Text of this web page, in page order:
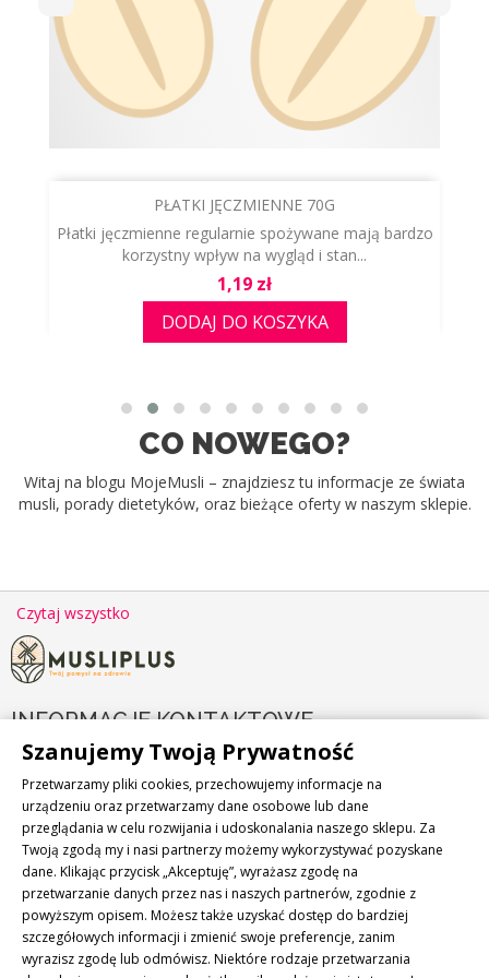
PŁATKI JĘCZMIENNE 70G
Płatki jęczmienne regularnie spożywane mają bardzo
korzystny wpływ na wygląd i stan...
Cena
1,19 zł
DODAJ DO KOSZYKA
CO NOWEGO?
Witaj na blogu MojeMusli – znajdziesz tu informacje ze świata
musli, porady dietetyków, oraz bieżące oferty w naszym sklepie.
Czytaj wszystko
PRODUKTY 
NASZA FIRMA 
INFORMACJE KONTAKTOWE 
NEWSLETTER
Zapisz się do naszego newslettera i bądź zawsze na bieżąco!
Szanujemy Twoją Prywatność
Przetwarzamy pliki cookies, przechowujemy informacje na
urządzeniu oraz przetwarzamy dane osobowe lub dane
przeglądania w celu rozwijania i udoskonalania naszego sklepu. Za
Twoją zgodą my i nasi partnerzy możemy wykorzystywać pozyskane
dane. Klikając przycisk „Akceptuję”, wyrażasz zgodę na
przetwarzanie danych przez nas i naszych partnerów, zgodnie z
powyższym opisem. Możesz także uzyskać dostęp do bardziej
szczegółowych informacji i zmienić swoje preferencje, zanim
wyrazisz zgodę lub odmówisz. Niektóre rodzaje przetwarzania